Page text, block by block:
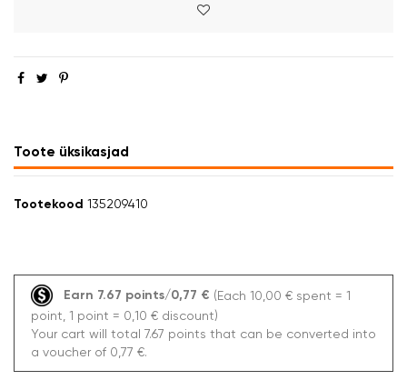
Toote üksikasjad
Tootekood 135209410
Earn 7.67 points/0,77 € (Each 10,00 € spent = 1
point, 1 point = 0,10 € discount)
Your cart will total 7.67 points that can be converted into
a voucher of 0,77 €.